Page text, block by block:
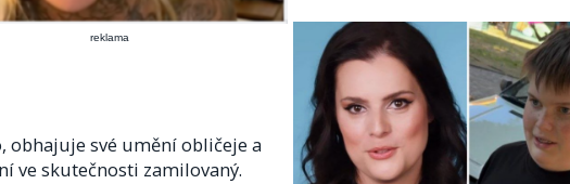
reklama
obhajuje své umění obličeje a
ve skutečnosti zamilovaný.